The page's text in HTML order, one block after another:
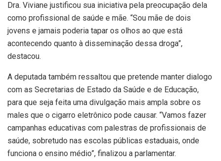
Dra. Viviane justificou sua iniciativa pela preocupação dela
como profissional de saúde e mãe. “Sou mãe de dois
jovens e jamais poderia tapar os olhos ao que está
acontecendo quanto à disseminação dessa droga”,
destacou.
A deputada também ressaltou que pretende manter dialogo
com as Secretarias de Estado da Saúde e de Educação,
para que seja feita uma divulgação mais ampla sobre os
males que o cigarro eletrônico pode causar. “Vamos fazer
campanhas educativas com palestras de profissionais de
saúde, sobretudo nas escolas públicas estaduais, onde
funciona o ensino médio”, finalizou a parlamentar.